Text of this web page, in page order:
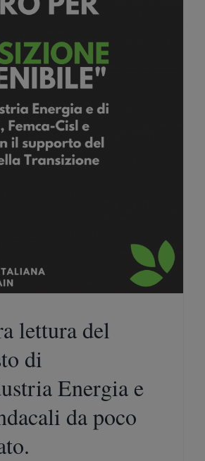
lettura del
di
Energia e
da poco